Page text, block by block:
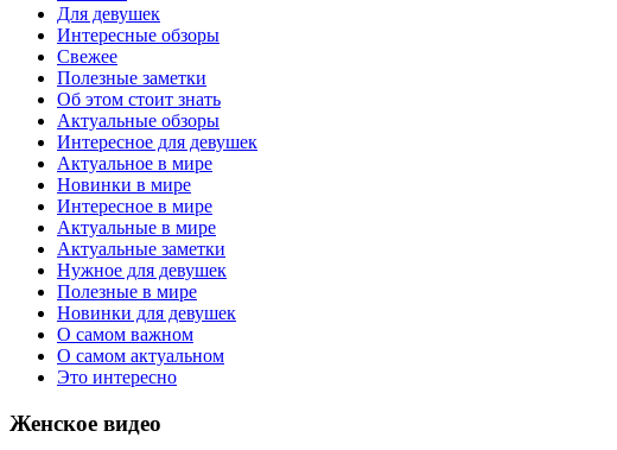
Для девушек
Интересные обзоры
Свежее
Полезные заметки
Об этом стоит знать
Актуальные обзоры
Интересное для девушек
Актуальное в мире
Новинки в мире
Интересное в мире
Актуальные в мире
Актуальные заметки
Нужное для девушек
Полезные в мире
Новинки для девушек
О самом важном
О самом актуальном
Это интересно
Женское видео